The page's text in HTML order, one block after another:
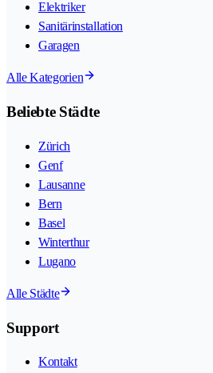
Elektriker
Sanitärinstallation
Garagen
Alle Kategorien
Beliebte Städte
Zürich
Genf
Lausanne
Bern
Basel
Winterthur
Lugano
Alle Städte
Support
Kontakt